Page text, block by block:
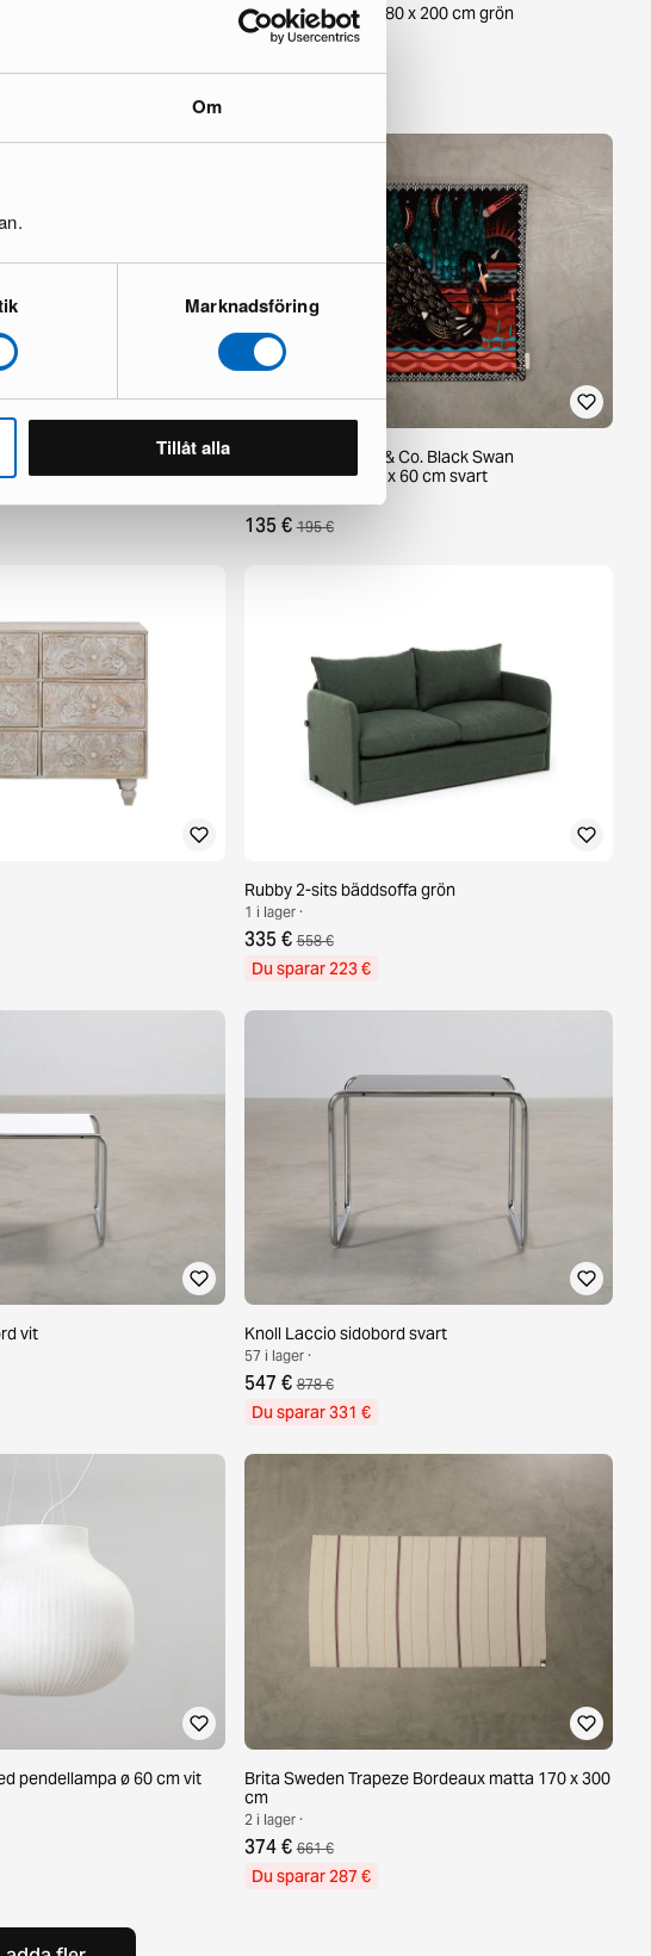
Om
Marknadsföring
Tillåt alla
Hilton sängpaket 180 x 200 cm grön
1 i lager ·
200 x 300 cm beige
Klaus Haapaniemi & Co. Black Swan
sammetskudde 60 x 60 cm svart
135 € 195 €
Rubby 2-sits bäddsoffa grön
1 i lager ·
335 € 558 €
Du sparar 223 €
vit Knoll Laccio sidobord svart
57 i lager ·
547 € 878 €
Du sparar 331 €
pendellampa ø 60 cm vit
Brita Sweden Trapeze Bordeaux matta 170 x 300
cm
2 i lager ·
374 € 661 €
Du sparar 287 €